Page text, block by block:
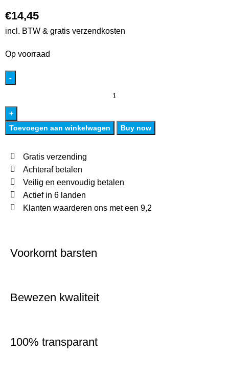
€14,45
incl. BTW & gratis verzendkosten
Op voorraad
Toevoegen aan winkelwagen Buy now
Gratis verzending
Achteraf betalen
Veilig en eenvoudig betalen
Actief in 6 landen
Klanten waarderen ons met een 9,2
Voorkomt barsten
Bewezen kwaliteit
100% transparant